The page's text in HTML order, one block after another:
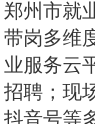
郑州市就
带岗多维
业服务云
招聘；现
抖音号等